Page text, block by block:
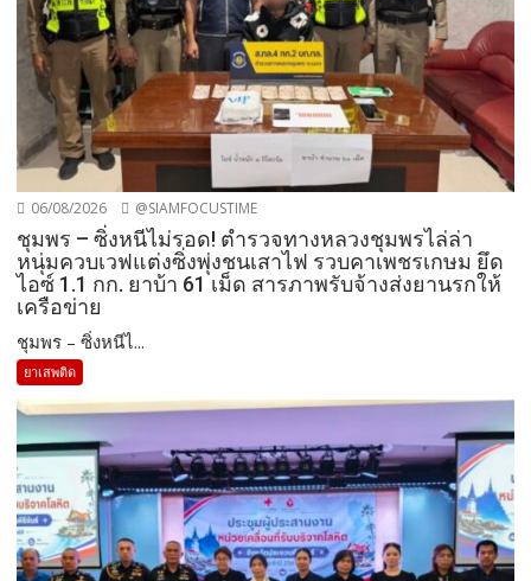
06/08/2026 @SIAMFOCUSTIME
ชุมพร – ซิ่งหนีไม่รอด! ตำรวจทางหลวงชุมพรไล่ล่า
หนุ่มควบเวฟแต่งซิ่งพุ่งชนเสาไฟ รวบคาเพชรเกษม ยึด
ไอซ์ 1.1 กก. ยาบ้า 61 เม็ด สารภาพรับจ้างส่งยานรกให้
เครือข่าย
ชุมพร – ซิ่งหนีไ...
ยาเสพติด